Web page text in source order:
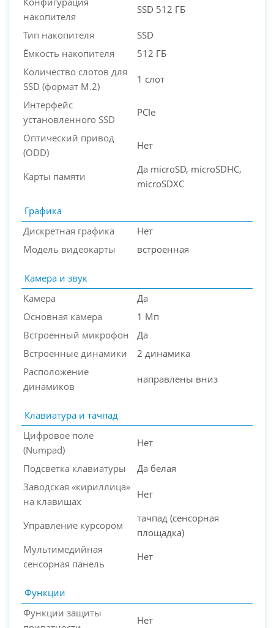
накопителя
SSD 512 ГБ
Тип накопителя
SSD
Ёмкость накопителя
512 ГБ
Количество слотов для
SSD (формат M.2)
1 слот
Интерфейс
установленного SSD
PCIe
Оптический привод
(ODD)
Нет
Карты памяти
Да microSD, microSDHC,
microSDXC
Графика
Дискретная графика
Нет
Модель видеокарты
встроенная
Камера и звук
Камера
Да
Основная камера
1 Мп
Встроенный микрофон
Да
Встроенные динамики
2 динамика
Расположение
динамиков
направлены вниз
Клавиатура и тачпад
Цифровое поле
(Numpad)
Нет
Подсветка клавиатуры
Да белая
Заводская «кириллица»
на клавишах
Нет
Управление курсором
тачпад (сенсорная
площадка)
Мультимедийная
сенсорная панель
Нет
Функции
Функции защиты
Нет